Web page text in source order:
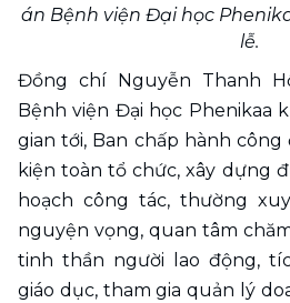
án Bệnh viện Đại học
lễ.
Đồng chí Nguyễn Thanh
Bệnh viện Đại học Phenikaa
gian tới, Ban chấp hành công
kiện toàn tổ chức, xây dựng
hoạch công tác, thường
nguyện vọng, quan tâm
tinh thần người lao động,
giáo dục, tham gia quản lý